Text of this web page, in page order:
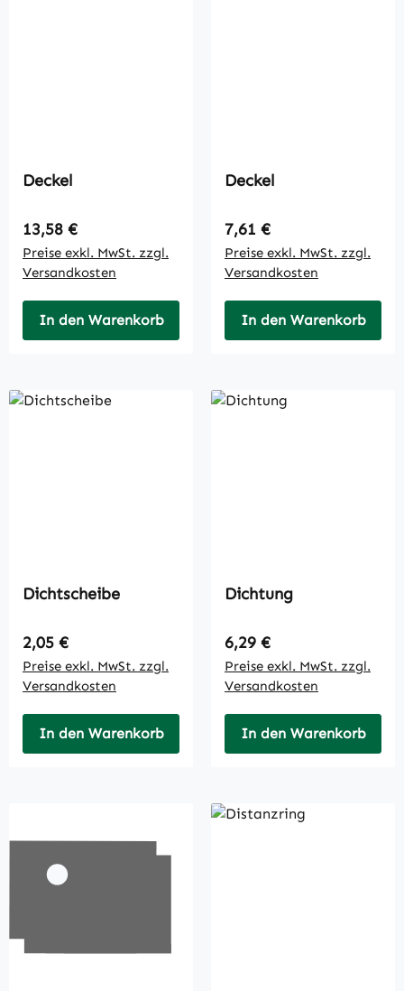
Deckel
Regulärer Preis:
13,58 €
Preise exkl. MwSt. zzgl.
Versandkosten
In den Warenkorb
Deckel
Regulärer Preis:
7,61 €
Preise exkl. MwSt. zzgl.
Versandkosten
In den Warenkorb
Dichtscheibe
Regulärer Preis:
2,05 €
Preise exkl. MwSt. zzgl.
Versandkosten
In den Warenkorb
Dichtung
Regulärer Preis:
6,29 €
Preise exkl. MwSt. zzgl.
Versandkosten
In den Warenkorb